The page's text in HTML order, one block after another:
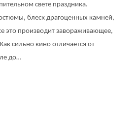
свете праздника.
блеск драгоценных камней,
это производит завораживающее,
сильно кино отличается от
до…